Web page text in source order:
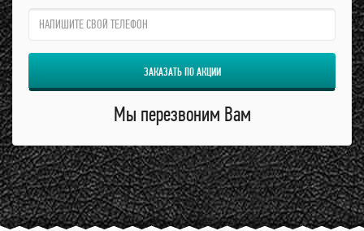
qzw:
ЗАКАЗАТЬ ПО АКЦИИ
Мы перезвоним Вам